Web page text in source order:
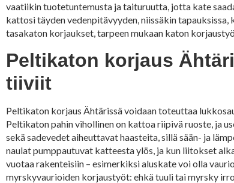
vaatiikin tuotetuntemusta ja taituruutta, jotta kate
kattosi täyden vedenpitävyyden, niissäkin
tasakaton korjaukset, tarpeen mukaan katon
Peltikaton korjaus
tiiviit
Peltikaton korjaus Ähtärissä voidaan toteuttaa
Peltikaton pahin vihollinen on kattoa riipivä ruoste, ja
sekä sadevedet aiheuttavat haasteita, sillä sään- ja
naulat pumppautuvat katteesta ylös, ja kun liitokset
vuotaa rakenteisiin – esimerkiksi aluskate voi olla
myrskyvaurioiden korjaustyöt: ehkä tuuli tai myrsky